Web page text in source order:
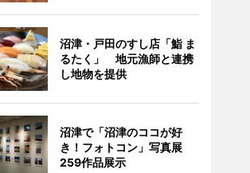
沼津・戸田のすし店「鮨 ま
るたく」 地元漁師と連携
し地物を提供
沼津で「沼津のココが好
き！フォトコン」写真展
259作品展示